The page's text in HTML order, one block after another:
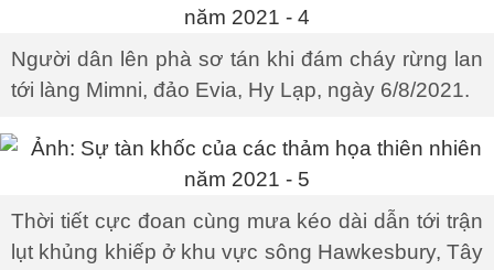
Người dân lên phà sơ tán khi đám cháy rừng lan
tới làng Mimni, đảo Evia, Hy Lạp, ngày 6/8/2021.
Thời tiết cực đoan cùng mưa kéo dài dẫn tới trận
lụt khủng khiếp ở khu vực sông Hawkesbury, Tây